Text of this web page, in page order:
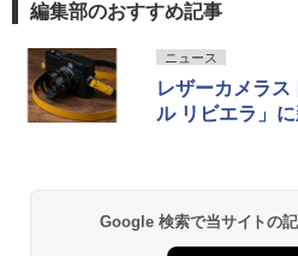
編集部のおすすめ記事
ニュース
レザーカメラ
ル リビエラ」
Google 検索で当サイトの